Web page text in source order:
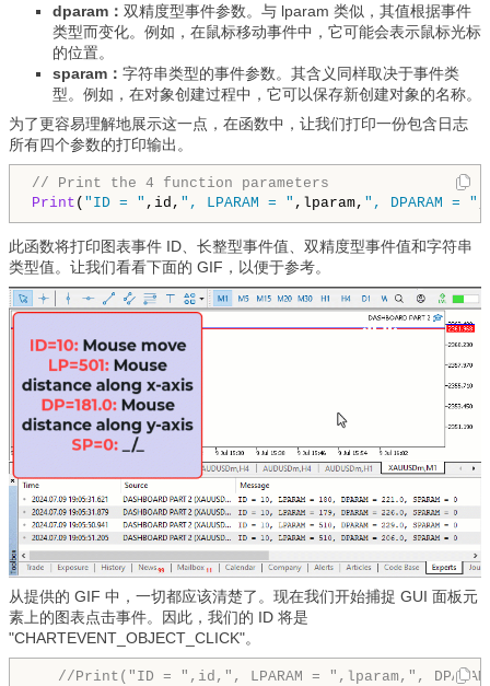
dparam： 双精度型事件参数。与 lparam 类似，其值根据事件
类型而变化。例如，在鼠标移动事件中，它可能会表示鼠标光标
的位置。
sparam： 字符串类型的事件参数。其含义同样取决于事件类
型。例如，在对象创建过程中，它可以保存新创建对象的名称。
为了更容易理解地展示这一点，在函数中，让我们打印一份包含日志
所有四个参数的打印输出。
// Print the 4 function parameters
Print ( "ID = " ,id, ", LPARAM = " ,lparam, ", DPARAM = "
此函数将打印图表事件 ID、长整型事件值、双精度型事件值和字符串
类型值。让我们看看下面的 GIF，以便于参考。
从提供的 GIF 中，一切都应该清楚了。现在我们开始捕捉 GUI 面板元
素上的图表点击事件。因此，我们的 ID 将是
"CHARTEVENT_OBJECT_CLICK"。
//Print("ID = ",id,", LPARAM = ",lparam,", DPARAM